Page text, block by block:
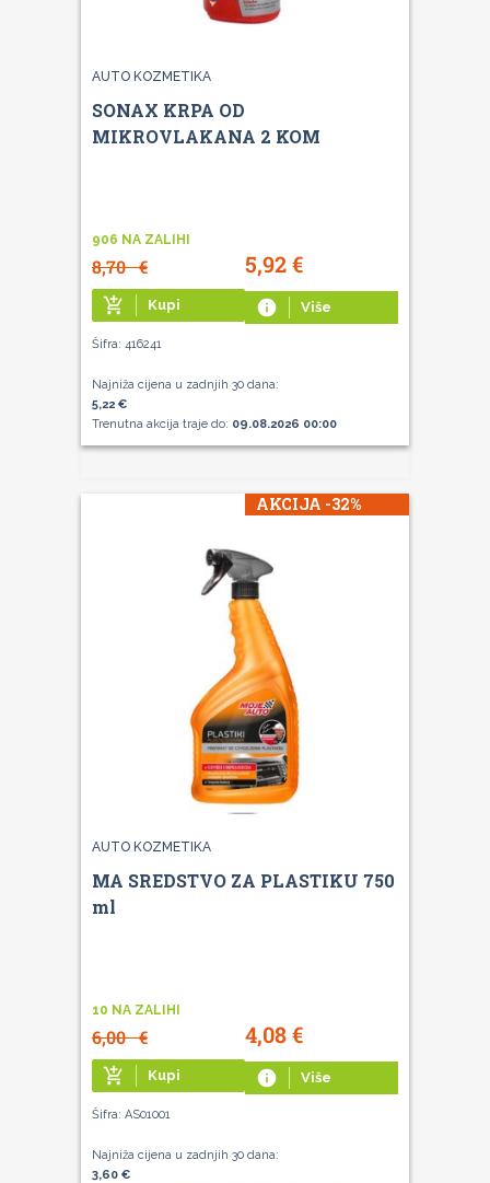
AUTO KOZMETIKA
SONAX KRPA OD
MIKROVLAKANA 2 KOM
906 NA ZALIHI
8,70€ 5,92€
add_shopping_cart Kupi info Više
Šifra: 416241
Najniža cijena u zadnjih 30 dana:
5,22 €
Trenutna akcija traje do: 09.08.2026 00:00
AKCIJA -32%
AUTO KOZMETIKA
MA SREDSTVO ZA PLASTIKU 750
ml
10 NA ZALIHI
6,00€ 4,08€
add_shopping_cart Kupi info Više
Šifra: AS01001
Najniža cijena u zadnjih 30 dana:
3,60 €